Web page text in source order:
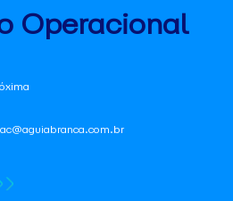
Operacional